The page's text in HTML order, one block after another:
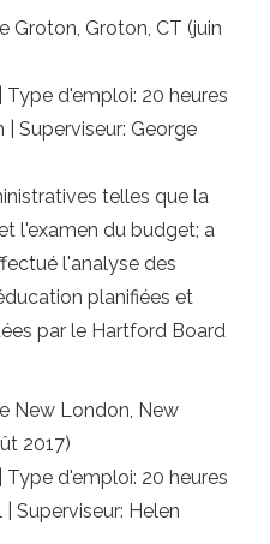
Groton, Groton, CT (juin
d'emploi: 20 heures
Superviseur: George
telles que la
l'examen du budget; a
l'analyse des
planifiées et
par le Hartford Board
New London, New
2017)
d'emploi: 20 heures
Superviseur: Helen